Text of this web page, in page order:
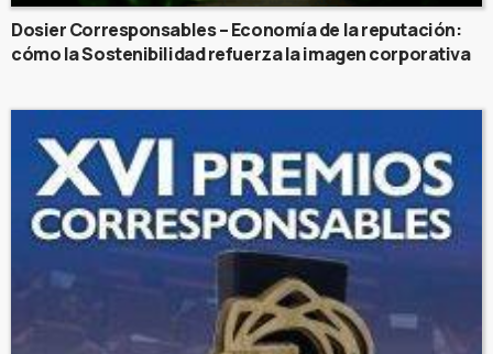
Dosier Corresponsables – Economía de la reputación:
cómo la Sostenibilidad refuerza la imagen corporativa